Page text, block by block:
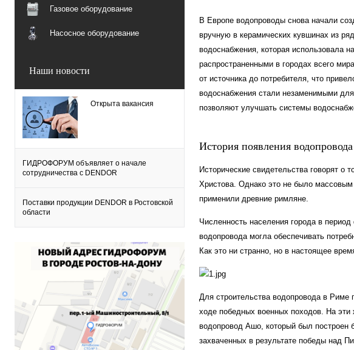
Газовое оборудование
Насосное оборудование
Наши новости
Открыта вакансия
ГИДРОФОРУМ объявляет о начале
сотрудничества с DENDOR
Поставки продукции DENDOR в Ростовской
области
В Европе водопроводы снова начали
вручную в керамических кувшинах из
водоснабжения, которая использовала
распространенными в городах всего
от источника до потребителя, что
водоснабжения стали незаменимыми
позволяют улучшать системы
История появления
Исторические свидетельства говорят
Христова. Однако это не было
применили древние римляне.
Численность населения города в
водопровода могла обеспечивать
Как это ни странно, но в настоящее
Для строительства водопровода в Риме
ходе победных военных походов. На
водопровод Ашо, который был построен
захваченных в результате победы над